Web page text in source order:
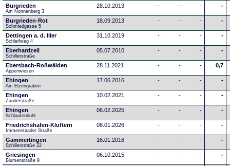
Burgrieden
Am Nonnenberg 3
28.10.2013 - - - -
Burgrieden-Rot
Schmiedgasse 5
18.09.2013 - - - -
Dettingen a. d. Iller
Schleifweg 4
31.10.2019 - - - -
Eberhardzell
Schillerstraße
05.07.2010 - - - -
Ebersbach-Roßwälden
Appenwiesen
28.11.2021 - - - 0,7
Ehingen
Am Elzengraben
17.06.2016 - - - -
Ehingen
Zanderstraße
10.02.2021 - - - -
Ehingen
Schlaufenbühl
06.02.2025 - - - -
Friedrichshafen-Kluftern
Immenstaader Straße
08.01.2026 - - - -
Gammertingen
Schillerstraße 22
16.01.2016 - - - -
Griesingen
Blumenstraße 9
06.10.2015 - - - -